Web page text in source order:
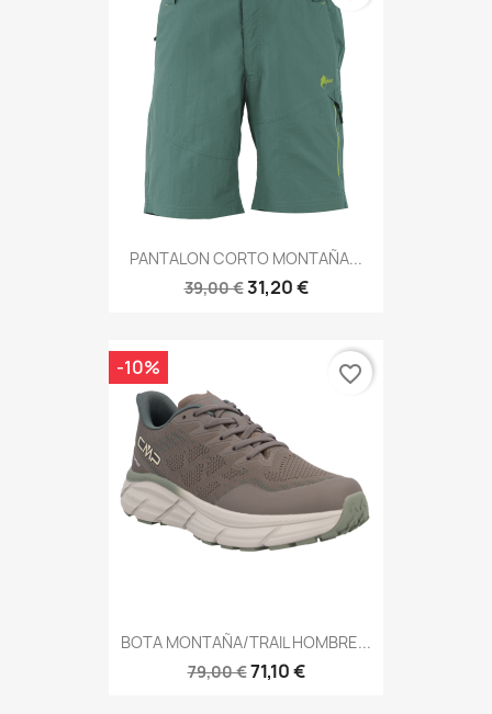
PANTALON CORTO MONTAÑA...
39,00 €31,20 €
BOTA MONTAÑA/TRAIL HOMBRE...
79,00 €71,10 €
-10% favorite_border